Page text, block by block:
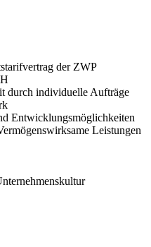
der ZWP
durch individuelle Aufträge
Entwicklungsmöglichkeiten
Leistungen